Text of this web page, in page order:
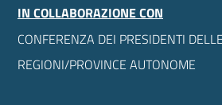
IN COLLABORAZIONE CON
CONFERENZA DEI PRESIDENTI
REGIONI/PROVINCE AUTONOME